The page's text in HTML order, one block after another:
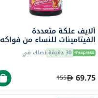
ألايف علكة متعددة
الفيتامينات للنساء من فواكه
البستان وخضراوات الحديقة،
حزمة من 60
30 دقيقة تصلك في
69.75
155